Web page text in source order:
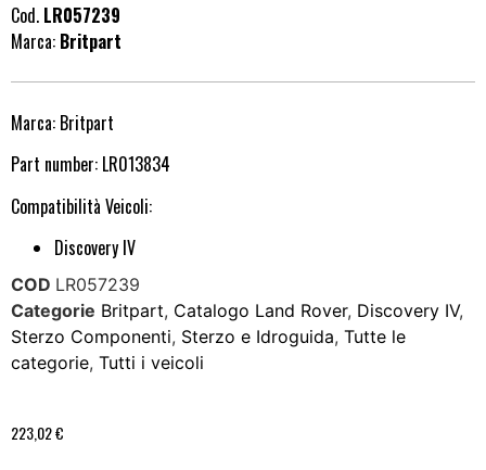
Cod. LR057239
Marca: Britpart
Marca: Britpart
Part number: LR013834
Compatibilità Veicoli:
Discovery IV
COD LR057239
Categorie Britpart, Catalogo Land Rover, Discovery IV,
Sterzo Componenti, Sterzo e Idroguida, Tutte le
categorie, Tutti i veicoli
223,02€